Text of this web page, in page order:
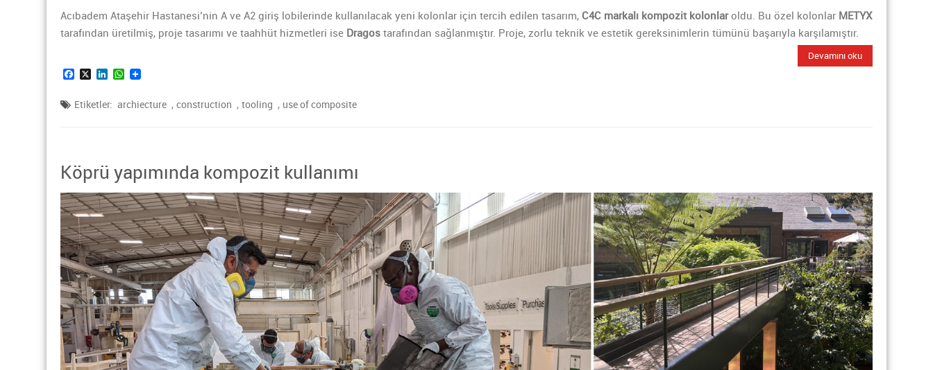
Acıbadem Ataşehir Hastanesi’nin A ve A2 giriş lobilerinde kullanılacak yeni kolonlar için tercih edilen tasarım, C4C markalı kompozit kolonlaroldu. Bu özel kolonlar METYX
tarafından üretilmiş, proje tasarımı ve taahhüt hizmetleri ise Dragos tarafından sağlanmıştır. Proje, zorlu teknik ve estetik gereksinimlerin tümünü başarıyla karşılamıştır.
Devamını oku
Facebook
X LinkedInWhatsApp
Etiketler: archiecture , construction , tooling , use of composite
Köprü yapımında kompozit kullanımı